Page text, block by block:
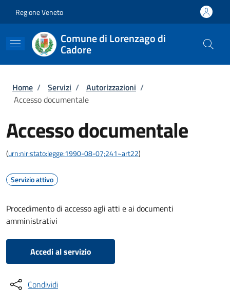
Regione Veneto
Comune di Lorenzago di
Cadore
Briciole di pane
Home / Servizi / Autorizzazioni /
Accesso documentale
Accesso documentale
(urn:nir:stato:legge:1990-08-07;241~art22)
Servizio attivo
Procedimento di accesso agli atti e ai documenti
amministrativi
Accedi al servizio
Condividi